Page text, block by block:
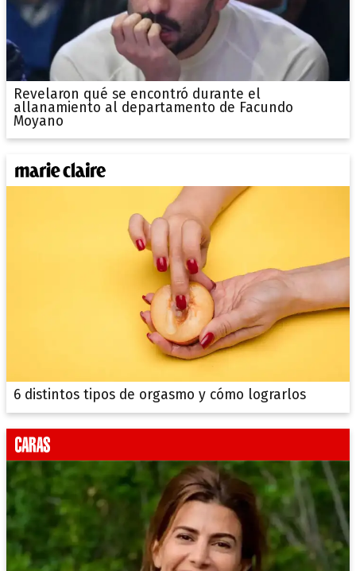
Revelaron qué se encontró durante el
allanamiento al departamento de Facundo
Moyano
6 distintos tipos de orgasmo y cómo lograrlos